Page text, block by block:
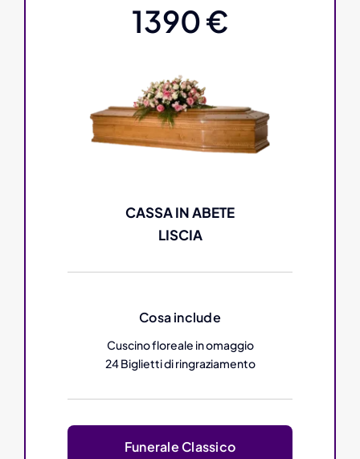
1390 €
CASSA IN ABETE
LISCIA
Cosa include
Cuscino floreale in omaggio
24 Biglietti di ringraziamento
Funerale Classico